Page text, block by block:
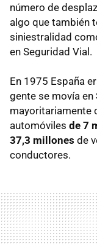
número de
algo que también
siniestralidad
en Seguridad Vial.
En 1975 España
gente se movía en
mayoritariamente
automóviles de 7
37,3 millones de
conductores.